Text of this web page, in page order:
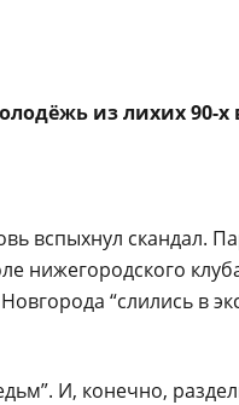
из лихих 90-х
вспыхнул скандал.
“слились в
И, конечно,